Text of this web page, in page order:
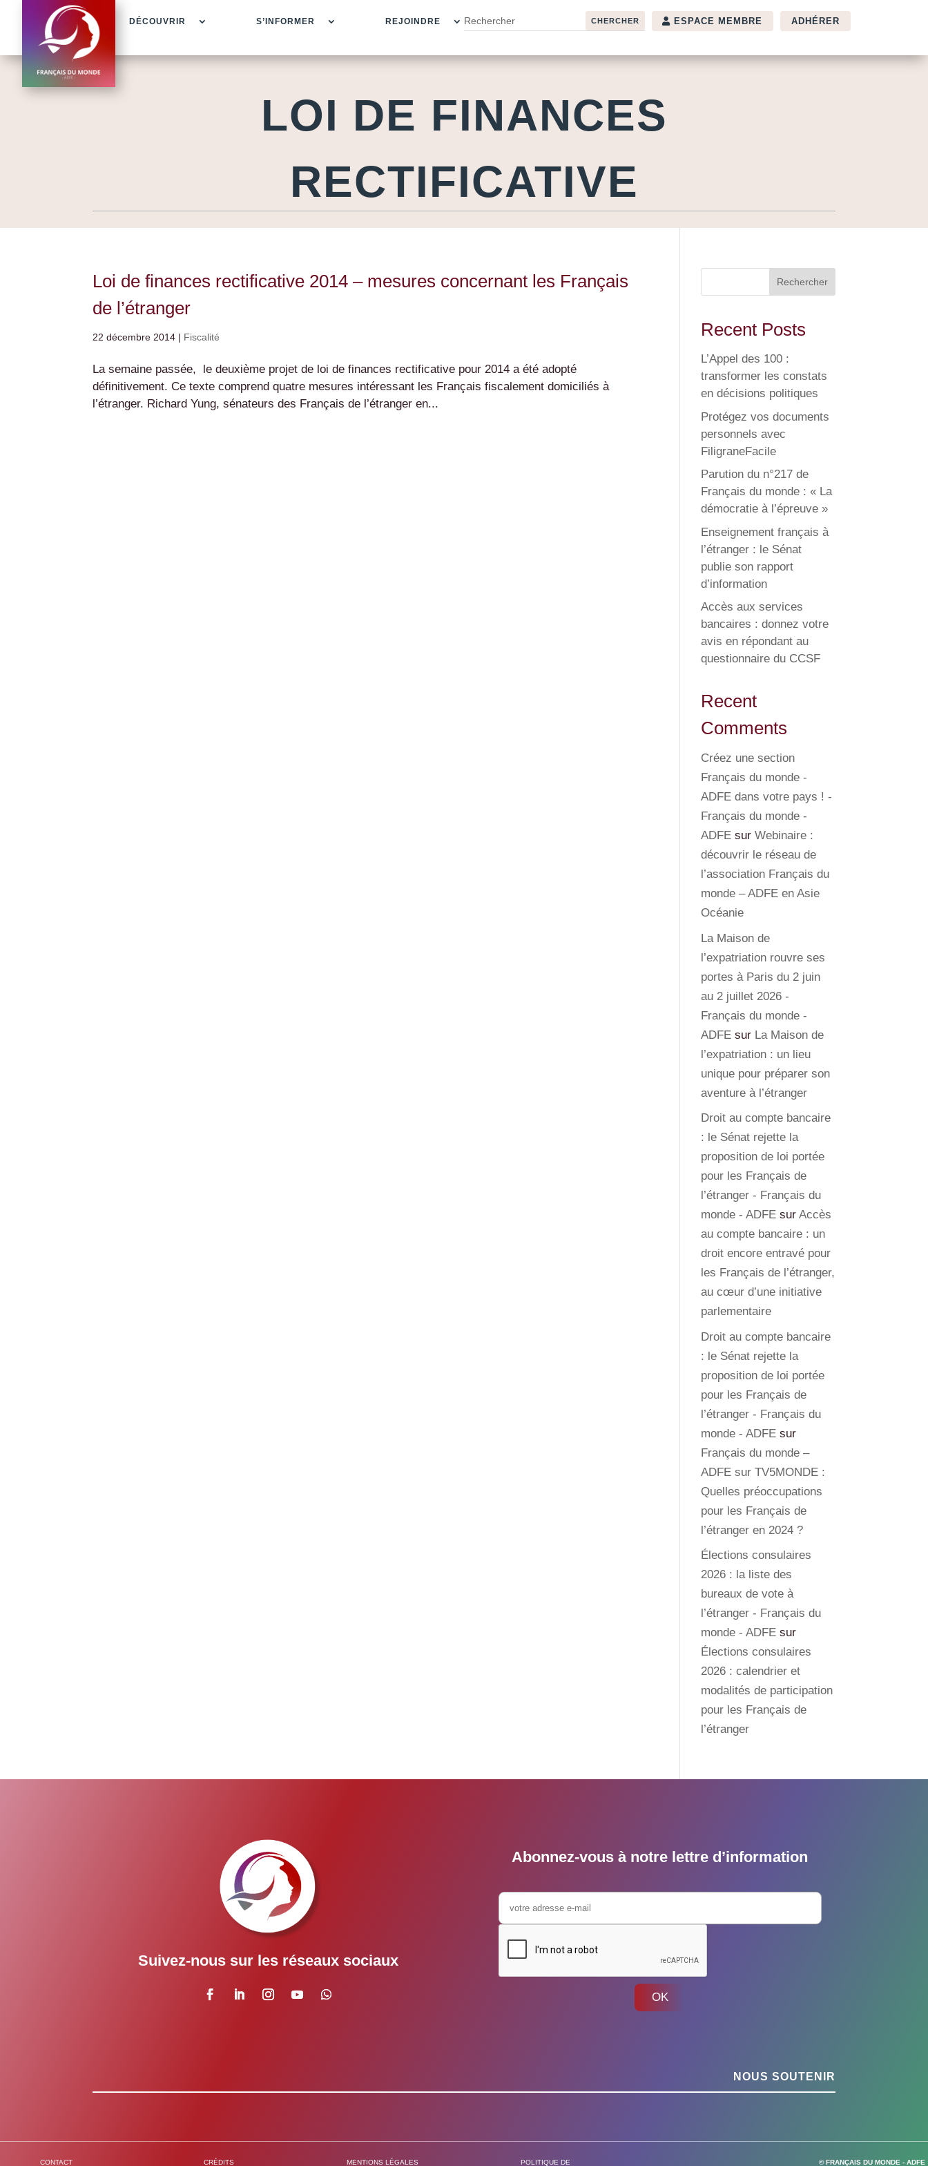
DÉCOUVRIR S’INFORMER REJOINDRE ESPACE MEMBRE ADHÉRER
LOI DE FINANCES
RECTIFICATIVE
Loi de finances rectificative 2014 – mesures concernant les Français
de l’étranger
22 décembre 2014 | Fiscalité
La semaine passée, le deuxième projet de loi de finances rectificative pour 2014 a été adopté
définitivement. Ce texte comprend quatre mesures intéressant les Français fiscalement domiciliés à
l’étranger. Richard Yung, sénateurs des Français de l’étranger en...
Rechercher
Recent Posts
L’Appel des 100 :
transformer les constats
en décisions politiques
Protégez vos documents
personnels avec
FiligraneFacile
Parution du n°217 de
Français du monde : « La
démocratie à l’épreuve »
Enseignement français à
l’étranger : le Sénat
publie son rapport
d’information
Accès aux services
bancaires : donnez votre
avis en répondant au
questionnaire du CCSF
Recent
Comments
Créez une section
Français du monde -
ADFE dans votre pays ! -
Français du monde -
ADFE surWebinaire :
découvrir le réseau de
l’association Français du
monde – ADFE en Asie
Océanie
La Maison de
l’expatriation rouvre ses
portes à Paris du 2 juin
au 2 juillet 2026 -
Français du monde -
ADFE sur La Maison de
l’expatriation : un lieu
unique pour préparer son
aventure à l’étranger
Droit au compte bancaire
: le Sénat rejette la
proposition de loi portée
pour les Français de
l’étranger - Français du
monde - ADFE surAccès
au compte bancaire : un
droit encore entravé pour
les Français de l’étranger,
au cœur d’une initiative
parlementaire
Droit au compte bancaire
: le Sénat rejette la
proposition de loi portée
pour les Français de
l’étranger - Français du
monde - ADFE sur
Français du monde –
ADFE sur TV5MONDE :
Quelles préoccupations
pour les Français de
l’étranger en 2024 ?
Élections consulaires
2026 : la liste des
bureaux de vote à
l’étranger - Français du
monde - ADFE sur
Élections consulaires
2026 : calendrier et
modalités de participation
pour les Français de
l’étranger
Suivez-nous sur les réseaux sociaux
Abonnez-vous à notre lettre d’information
OK
NOUS SOUTENIR
CONTACT CRÉDITS MENTIONS LÉGALES POLITIQUE DE © FRANÇAIS DU MONDE - ADFE